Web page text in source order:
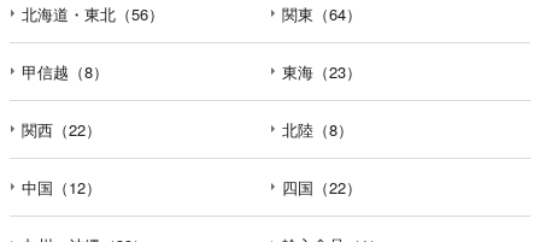
北海道・東北（56） 関東（64）
甲信越（8） 東海（23）
関西（22） 北陸（8）
中国（12） 四国（22）